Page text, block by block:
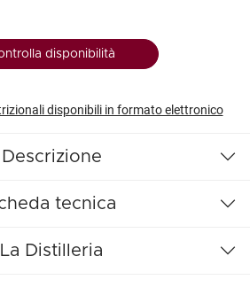
disponibilità
disponibili in formato elettronico
Descrizione
tecnica
La Distilleria